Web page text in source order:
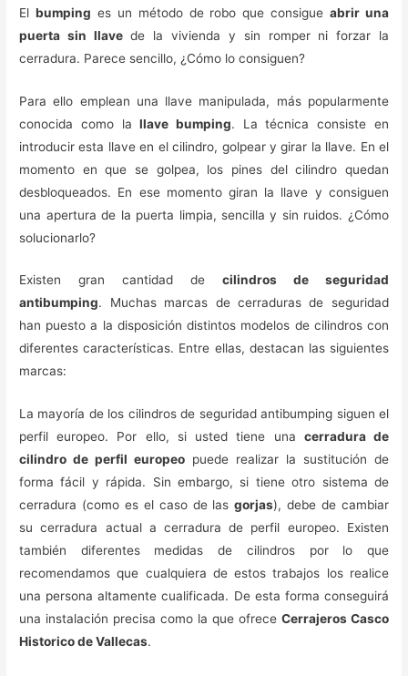
El bumping es un método de robo que consigueabrir una
puerta sin llavede la vivienda y sin romper ni forzar la
cerradura. Parece sencillo, ¿Cómo lo consiguen?
Para ello emplean una llave manipulada, más popularmente
conocida como lallave bumping. La técnica consiste en
introducir esta llave en el cilindro, golpear y girar la llave. En el
momento en que se golpea, los pines del cilindro quedan
desbloqueados. En ese momento giran la llave y consiguen
una apertura de la puerta limpia, sencilla y sin ruidos. ¿Cómo
solucionarlo?
Existen gran cantidad de cilindros de seguridad
antibumping. Muchas marcas de cerraduras de seguridad
han puesto a la disposición distintos modelos de cilindros con
diferentes características. Entre ellas, destacan las siguientes
marcas:
La mayoría de los cilindros de seguridad antibumping siguen el
perfil europeo. Por ello, si usted tiene una cerradura de
cilindro de perfil europeo puede realizar la sustitución de
forma fácil y rápida. Sin embargo, si tiene otro sistema de
cerradura (como es el caso de lasgorjas), debe de cambiar
su cerradura actual a cerradura de perfil europeo. Existen
también diferentes medidas de cilindros por lo que
recomendamos que cualquiera de estos trabajos los realice
una persona altamente cualificada. De esta forma conseguirá
una instalación precisa como la que ofrece Cerrajeros Casco
Historico de Vallecas.